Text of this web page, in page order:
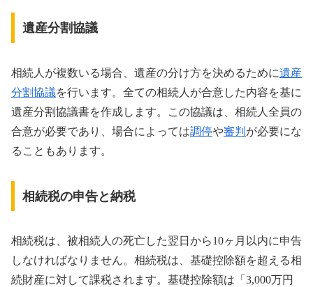
遺産分割協議
相続人が複数いる場合、遺産の分け方を決めるために遺産
分割協議を行います。全ての相続人が合意した内容を基に
遺産分割協議書を作成します。この協議は、相続人全員の
合意が必要であり、場合によっては調停や審判 が必要にな
ることもあります。
相続税の申告と納税
相続税は、被相続人の死亡した翌日から10ヶ月以内に申告
しなければなりません。相続税は、基礎控除額を超える相
続財産に対して課税されます。基礎控除額は「3,000万円